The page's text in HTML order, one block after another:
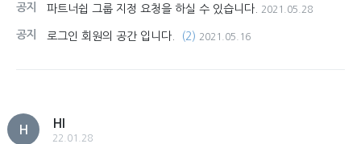
공지 파트너쉽 그룹 지정 요청을 하실 수 있습니다. 2021.05.28
공지 로그인 회원의 공간 입니다. (2) 2021.05.16
H
HI
22.01.28